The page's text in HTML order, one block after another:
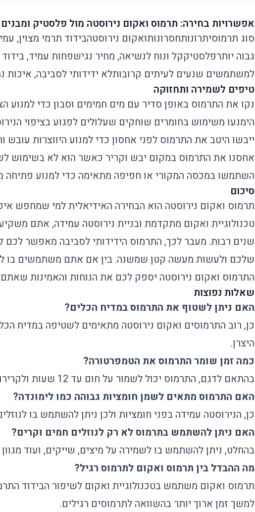
אפשרויות בחירה: תרמוס ואקום נירוסטה מול פלסטיק ומבנים
סוג תרמוסיתרונותחסרונותואקום נירוסטהבידוד תרמי מצוין,
גבוה יותרפלסטיקקל ונוח לנשיאה, מחיר נגישפחות עמיד,
למשתמשים שנעים לעיתים קרובותלא ידידותי לסביבה, איכות
טיפים לשמירה ותחזוקה
נקו את התרמוס באופן סדיר עם מים חמימים וסבון כדי למנוע
הימנעו משימוש בחומרים שוחקים שעלולים לפגוע בציפוי
ייבשו היטב את התרמוס לפני אחסון כדי למנוע היווצרות עובש
אחסנו את התרמוס במקום יבש וקריר כאשר הוא לא בשימוש
השתמשו במכסה המקורי או חפיפה מתאימה כדי למנוע פתיחה
סיכום
תרמוס ואקום נירוסטה הוא הבחירה האידיאלית למי שמחפש
טכנולוגיית ואקום מתקדמת ובניית נירוסטה עמידה, אתם
שנים רבות. מעבר לכך, התרמוס הידידותי לסביבה מאפשר
שלכם ולעשות מעשה קטן שמשנה. בין אם אתם משתמשים בו
התרמוס ואקום נירוסטה יספק לכם את הנוחות והאמינות שאתם
שאלות נפוצות
האם ניתן לשטוף את התרמוס במדיח הכלים?
כן, רוב התרמוסים ואקום נירוסטה מתאימים לשטיפה במדיח
היצרן.
כמה זמן שומר התרמוס את הטמפרטורה?
בהתאם לדגם, התרמוס יכול לשמור על חום עד 12 שעות ולקרירות עד 24 שעות.
האם התרמוס מתאים לשמן חומציות גבוהה כמו לימונדה?
כן, הנירוסטה עמידה בפני חומציות ולכן ניתן להשתמש בו
האם ניתן להשתמש בתרמוס לא רק לנוזלים חמים וקרים?
בהחלט, ניתן להשתמש בו לשמירה על מיצים, שייקים, ועוד מגוון
מה ההבדל בין תרמוס ואקום לתרמוס רגיל?
תרמוס ואקום משתמש בטכנולוגיית ואקום לשיפור הבידוד
למשך זמן ארוך יותר בהשוואה לתרמוסים רגילים.